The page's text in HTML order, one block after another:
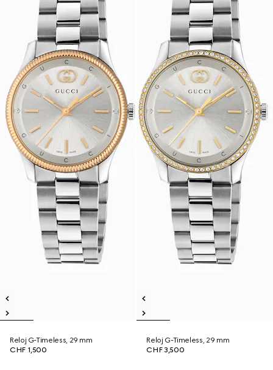
Reloj G-Timeless, 29 mm
CHF 1,500
Reloj G-Timeless, 29 mm
CHF 3,500